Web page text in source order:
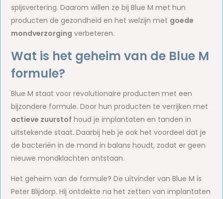
spijsvertering. Daarom willen ze bij Blue M met hun
producten de gezondheid en het welzijn met goede
mondverzorging verbeteren.
Wat is het geheim van de Blue M
formule?
Blue M staat voor revolutionaire producten met een
bijzondere formule. Door hun producten te verrijken met
actieve zuurstof houd je implantaten en tanden in
uitstekende staat. Daarbij heb je ook het voordeel dat je
de bacteriën in de mond in balans houdt, zodat er geen
nieuwe mondklachten ontstaan.
Het geheim van de formule? De uitvinder van Blue M is
Peter Blijdorp. Hij ontdekte na het zetten van implantaten